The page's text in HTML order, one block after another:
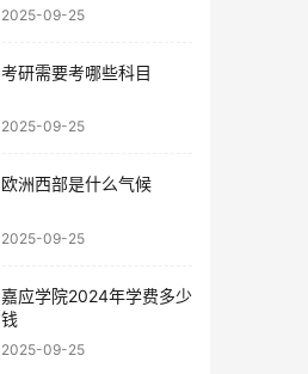
2025-09-25
考研需要考哪些科目
2025-09-25
欧洲西部是什么气候
2025-09-25
嘉应学院2024年学费多少
钱
2025-09-25